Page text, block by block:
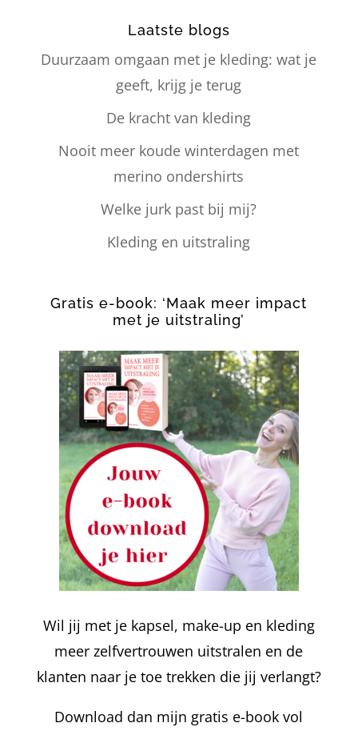
Laatste blogs
Duurzaam omgaan met je kleding: wat je
geeft, krijg je terug
De kracht van kleding
Nooit meer koude winterdagen met
merino ondershirts
Welke jurk past bij mij?
Kleding en uitstraling
Gratis e-book: ‘Maak meer impact
met je uitstraling’
Wil jij met je kapsel, make-up en kleding
meer zelfvertrouwen uitstralen en de
klanten naar je toe trekken die jij verlangt?
Download dan mijn gratis e-book vol